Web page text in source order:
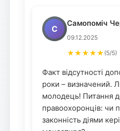
С
Самопоміч
09.12.2025
★★★★★ (5/5)
Факт відсутності
роки – визначений.
молодець! Питання
правоохоронців: чи
законність діями